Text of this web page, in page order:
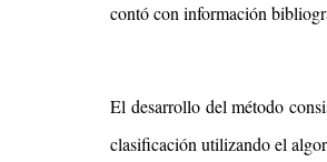
contó con información
El desarrollo del método
clasificación utilizando el